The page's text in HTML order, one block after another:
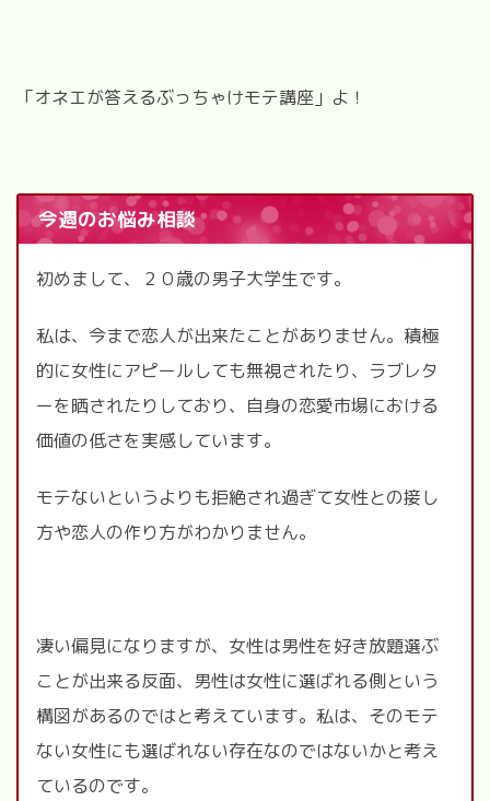
「オネエが答えるぶっちゃけモテ講座」よ！
今週のお悩み相談
初めまして、２０歳の男子大学生です。
私は、今まで恋人が出来たことがありません。積極
的に女性にアピールしても無視されたり、ラブレタ
ーを晒されたりしており、自身の恋愛市場における
価値の低さを実感しています。
モテないというよりも拒絶され過ぎて女性との接し
方や恋人の作り方がわかりません。
凄い偏見になりますが、女性は男性を好き放題選ぶ
ことが出来る反面、男性は女性に選ばれる側という
構図があるのではと考えています。私は、そのモテ
ない女性にも選ばれない存在なのではないかと考え
ているのです。